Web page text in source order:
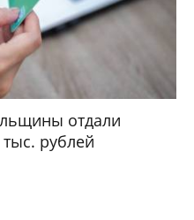
отдали
рублей